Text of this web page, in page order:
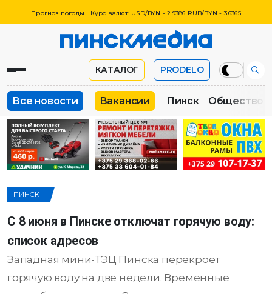
Прогноз погоды Курс валют: USD/BYN - 2.9386 RUB/BYN - 3.6365
КАТАЛОГ PRODELO
Все новости Вакансии Пинск Общество
ПИНСК
С 8 июня в Пинске отключат горячую воду:
список адресов
Западная мини-ТЭЦ Пинска перекроет
горячую воду на две недели. Временные